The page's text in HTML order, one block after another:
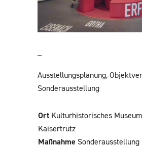
Ausstellungsplanung,
Sonderausstellung
Ort Kulturhistorisches
Kaisertrutz
Maßnahme Sonderausstellung